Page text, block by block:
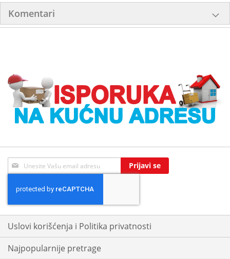
Komentari
Sign
Up
Our
Newsletter:
Prijavi se
Uslovi korišćenja i Politika privatnosti
Najpopularnije pretrage